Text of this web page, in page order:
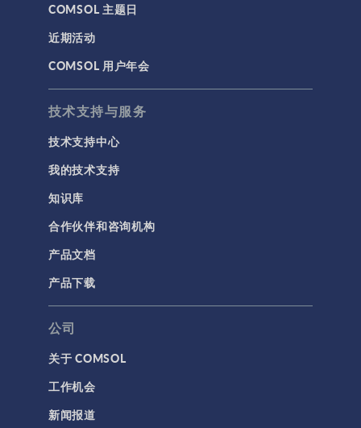
COMSOL 主题日
近期活动
COMSOL 用户年会
技术支持与服务
技术支持中心
我的技术支持
知识库
合作伙伴和咨询机构
产品文档
产品下载
公司
关于 COMSOL
工作机会
新闻报道